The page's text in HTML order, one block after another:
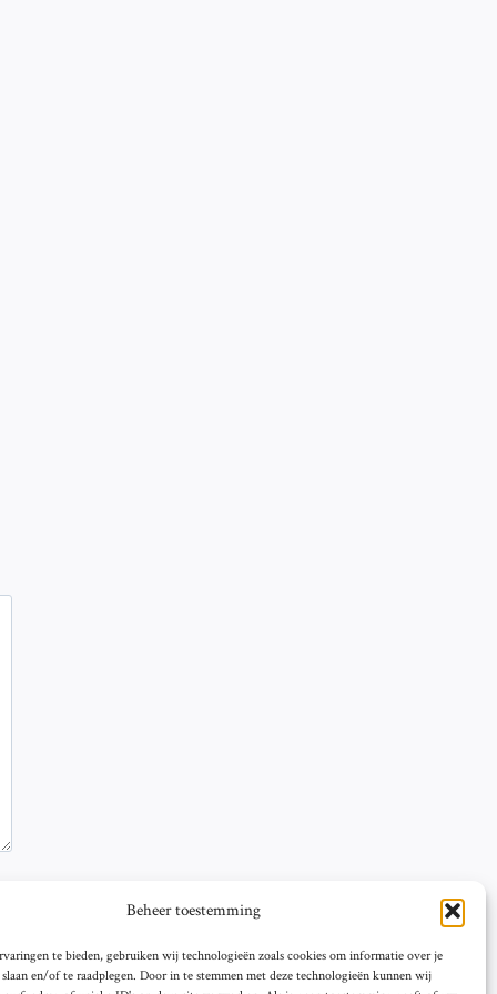
Beheer toestemming
te bieden, gebruiken wij technologieën zoals cookies om informatie over je
en/of te raadplegen. Door in te stemmen met deze technologieën kunnen wij